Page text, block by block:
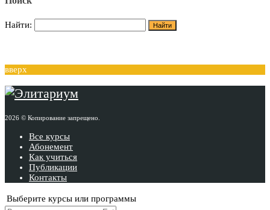
Найти:
вверх
2026 © Копирование запрещено.
Все курсы
Абонемент
Как учиться
Публикации
Контакты
Выберите курсы или программы